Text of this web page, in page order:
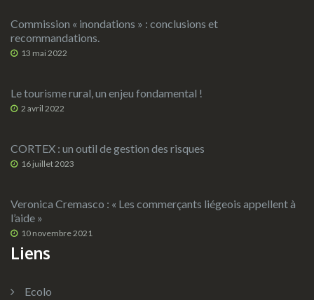
Commission « inondations » : conclusions et
recommandations.
13 mai 2022
Le tourisme rural, un enjeu fondamental !
2 avril 2022
CORTEX : un outil de gestion des risques
16 juillet 2023
Veronica Cremasco : « Les commerçants liégeois appellent à
l’aide »
10 novembre 2021
Liens
Ecolo